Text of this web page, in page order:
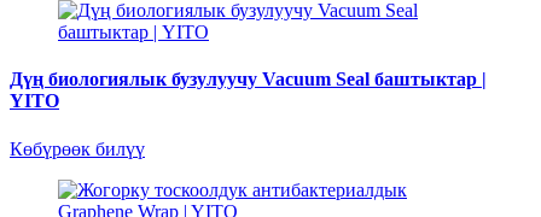
Дүң биологиялык бузулуучу Vacuum Seal баштыктар |
YITO
Көбүрөөк билүү